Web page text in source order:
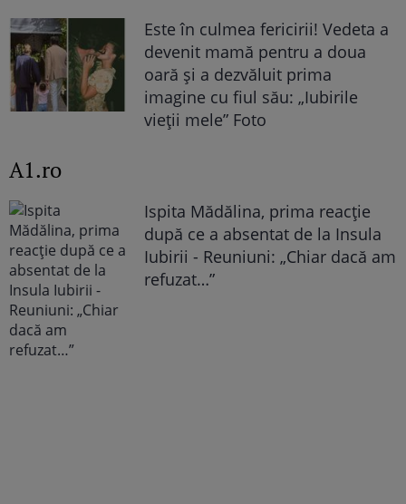
Este în culmea fericirii! Vedeta a
devenit mamă pentru a doua
oară și a dezvăluit prima
imagine cu fiul său: „Iubirile
vieții mele” Foto
A1.ro
Ispita Mădălina, prima reacție
după ce a absentat de la Insula
Iubirii - Reuniuni: „Chiar dacă am
refuzat…”